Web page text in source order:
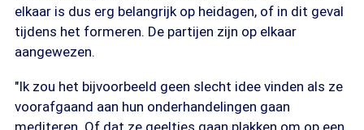
elkaar is dus erg belangrijk op heidagen, of in dit geval
tijdens het formeren. De partijen zijn op elkaar
aangewezen.
"Ik zou het bijvoorbeeld geen slecht idee vinden als ze
voorafgaand aan hun onderhandelingen gaan
mediteren. Of dat ze geeltjes gaan plakken om op een